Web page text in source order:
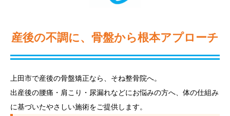
産後の不調に、骨盤から根本アプローチ
上田市で産後の骨盤矯正なら、そね整骨院へ。
出産後の腰痛・肩こり・尿漏れなどにお悩みの方へ、体の仕組み
に基づいたやさしい施術をご提供します。